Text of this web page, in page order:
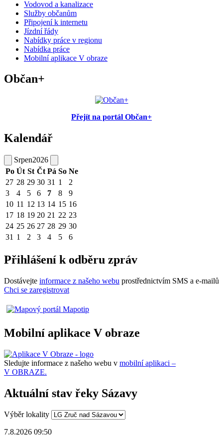
Vodovod a kanalizace
Služby občanům
Připojení k internetu
Jízdní řády
Nabídky práce v regionu
Nabídka práce
Mobilní aplikace V obraze
Občan+
Přejít na portál Občan+
Kalendář
Srpen2026
Po Út St Čt Pá So Ne
27 28 29 30 31 1
2
3
4 5 6 7 8
9
10 11 12 13 14 15 16
17 18 19 20 21 22 23
24 25 26 27 28 29 30
31 1 2 3 4 5 6
Přihlášení k odběru zpráv
Dostávejte informace z našeho webu prostřednictvím SMS a e-mailů
Chci se zaregistrovat
Mobilní aplikace V obraze
Sledujte informace z našeho webu v mobilní aplikaci –
V OBRAZE.
Aktuální stav řeky Sázavy
Výběr lokality
7.8.2026 09:50